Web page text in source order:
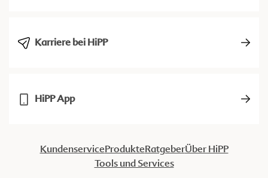
Karriere bei HiPP
HiPP App
KundenserviceProdukteRatgeberÜber HiPP
Tools und Services